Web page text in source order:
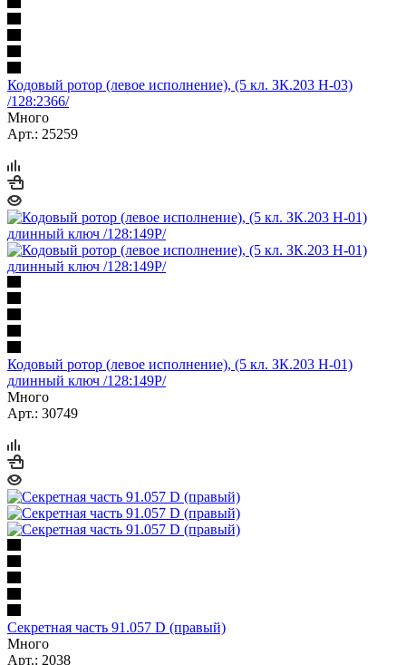
Кодовый ротор (левое исполнение), (5 кл. ЗК.203 Н-03)
/128:2366/
Много
Арт.: 25259
Кодовый ротор (левое исполнение), (5 кл. ЗК.203 Н-01)
длинный ключ /128:149P/
Много
Арт.: 30749
Секретная часть 91.057 D (правый)
Много
Арт.: 2038